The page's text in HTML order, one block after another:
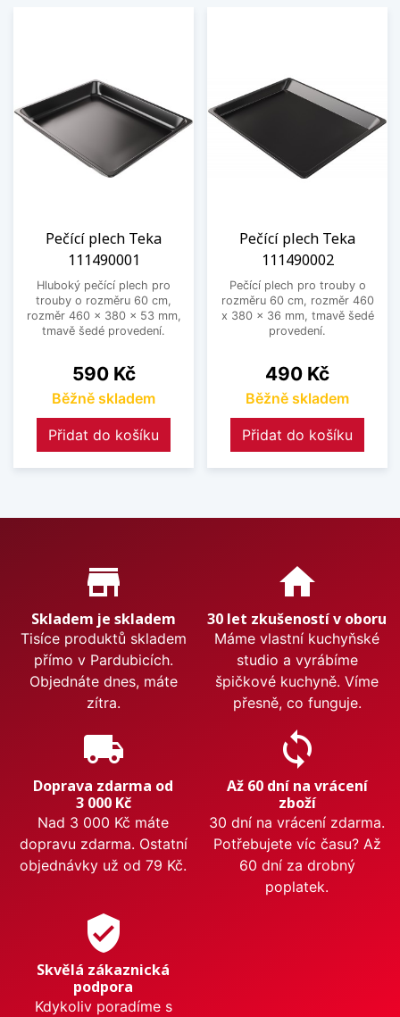
Pečící plech Teka
111490001
Hluboký pečící plech pro
trouby o rozměru 60 cm,
rozměr 460 x 380 x 53 mm,
tmavě šedé provedení.
Cena
590 Kč
Běžně skladem
Přidat do košíku
Pečící plech Teka
111490002
Pečící plech pro trouby o
rozměru 60 cm, rozměr 460
x 380 x 36 mm, tmavě šedé
provedení.
Cena
490 Kč
Běžně skladem
Přidat do košíku
Proč nakupovat u nás?
store_mall_directory
Skladem je skladem
Tisíce produktů skladem
přímo v Pardubicích.
Objednáte dnes, máte
zítra.
home
30 let zkušeností v oboru
Máme vlastní kuchyňské
studio a vyrábíme
špičkové kuchyně. Víme
přesně, co funguje.
local_shipping
Doprava zdarma od
3 000 Kč
Nad 3 000 Kč máte
dopravu zdarma. Ostatní
objednávky už od 79 Kč.
sync
Až 60 dní na vrácení
zboží
30 dní na vrácení zdarma.
Potřebujete víc času? Až
60 dní za drobný
poplatek.
verified_user
Skvělá zákaznická
podpora
Kdykoliv poradíme s